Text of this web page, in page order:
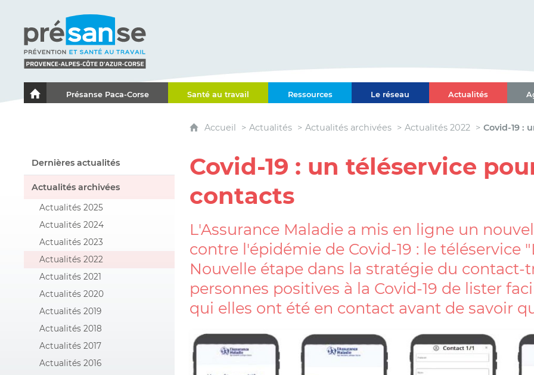
Le portail de l'Association des Services de Santé au Travail Paca-Corse
Présanse Paca-Corse Santé au travail Ressources Le réseau Actualités
Dernières actualités
Actualités archivées
Actualités 2025
Actualités 2024
Actualités 2023
Actualités 2022
Actualités 2021
Actualités 2020
Actualités 2019
Actualités 2018
Actualités 2017
Actualités 2016
Accueil Actualités Actualités archivées Actualités 2022 Covid-19 :
Covid-19 : un téléservice
contacts
L'Assurance Maladie a mis en ligne un
contre l'épidémie de Covid-19 : le téléservice
Nouvelle étape dans la stratégie du contact-
personnes positives à la Covid-19 de lister
qui elles ont été en contact avant de savoir